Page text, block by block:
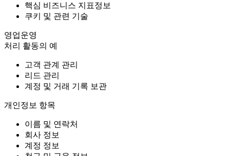
핵심 비즈니스 지표정보
쿠키 및 관련 기술
영업운영
처리 활동의 예
고객 관계 관리
리드 관리
계정 및 거래 기록 보관
개인정보 항목
이름 및 연락처
회사 정보
계정 정보